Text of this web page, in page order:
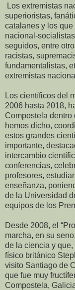
Los extremistas
superioristas,
catalanes y los
nacional-
seguidos, entre
racistas,
fundamentalistas,
extremistas
Los científicos del
2006 hasta 2018,
Compostela dentro
hemos dicho,
estos grandes
importante,
intercambio
conferencias,
profesores,
enseñanza,
de la Universidad
equipos de los
Desde 2008, el
marcha, en su
de la ciencia y
físico británico
visito Santiago de
que fue muy
Compostela,